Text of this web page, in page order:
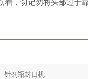
着，切记勿将头部过于